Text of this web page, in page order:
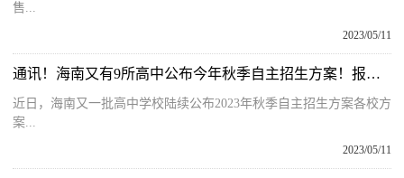
售...
2023/05/11
通讯！海南又有9所高中公布今年秋季自主招生方案！报考要求、时间
近日，海南又一批高中学校陆续公布2023年秋季自主招生方案各校方
案...
2023/05/11